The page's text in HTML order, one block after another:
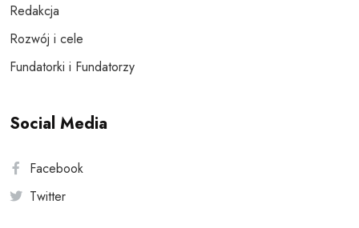
Redakcja
Rozwój i cele
Fundatorki i Fundatorzy
Social Media
Facebook
Twitter